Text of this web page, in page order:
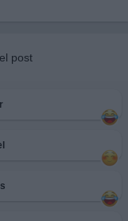
post